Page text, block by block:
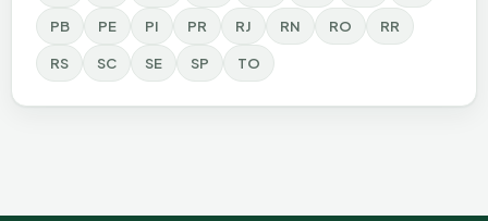
PB PE PI PR RJ RN RO RR
RS SC SE SP TO